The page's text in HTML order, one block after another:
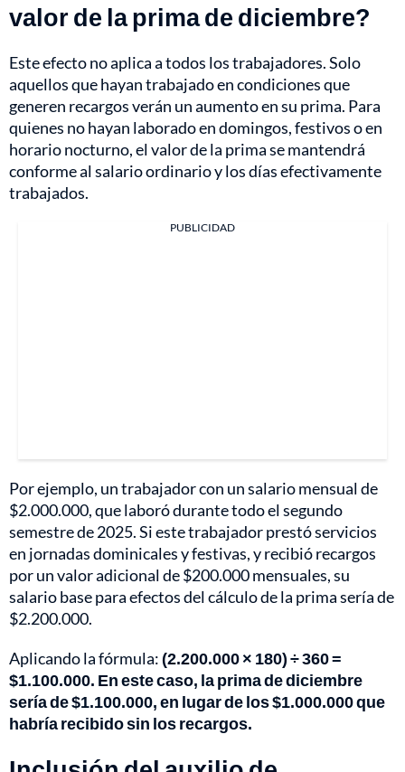
valor de la prima de diciembre?
Este efecto no aplica a todos los trabajadores. Solo
aquellos que hayan trabajado en condiciones que
generen recargos verán un aumento en su prima. Para
quienes no hayan laborado en domingos, festivos o en
horario nocturno, el valor de la prima se mantendrá
conforme al salario ordinario y los días efectivamente
trabajados.
PUBLICIDAD
Por ejemplo, un trabajador con un salario mensual de
$2.000.000, que laboró durante todo el segundo
semestre de 2025. Si este trabajador prestó servicios
en jornadas dominicales y festivas, y recibió recargos
por un valor adicional de $200.000 mensuales, su
salario base para efectos del cálculo de la prima sería de
$2.200.000.
Aplicando la fórmula:(2.200.000 × 180) ÷ 360 =
$1.100.000. En este caso, la prima de diciembre
sería de $1.100.000, en lugar de los $1.000.000 que
habría recibido sin los recargos.